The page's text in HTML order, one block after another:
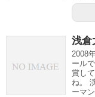
浅倉
2008
ール
賞し
ね。
ーマ